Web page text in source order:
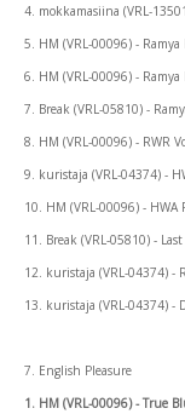
4. mokkamasiina (VRL-
5. HM (VRL-00096) - Ramya
6. HM (VRL-00096) - Ramya
7. Break (VRL-05810) -
8. HM (VRL-00096) - RWR
9. kuristaja (VRL-04374) -
10. HM (VRL-00096) - HWA
11. Break (VRL-05810) -
12. kuristaja (VRL-04374) -
13. kuristaja (VRL-04374) -
7. English Pleasure
1. HM (VRL-00096) - True